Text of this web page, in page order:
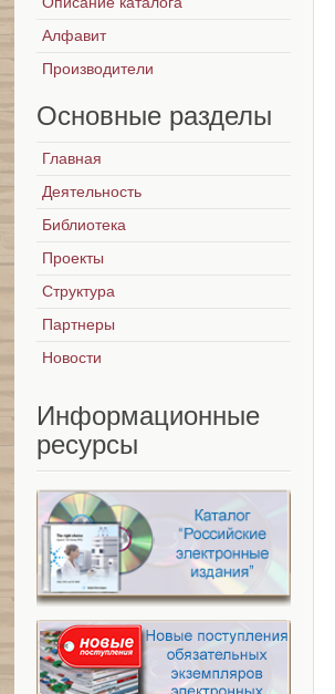
Алфавит
Производители
Основные разделы
Главная
Деятельность
Библиотека
Проекты
Структура
Партнеры
Новости
Информационные
ресурсы